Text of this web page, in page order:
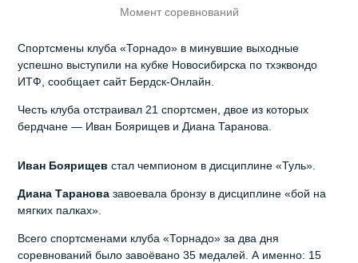
Момент соревнований
Спортсмены клуба «Торнадо» в минувшие выходные
успешно выступили на кубке Новосибирска по тхэквондо
ИТФ, сообщает сайт Бердск-Онлайн.
Честь клуба отстраивал 21 спортсмен, двое из которых
бердчане — Иван Боярищев и Диана Таранова.
Иван Боярищев стал чемпионом в дисциплине «Туль».
Диана Таранова завоевала бронзу в дисциплине «бой на
мягких палках».
Всего спортсменами клуба «Торнадо» за два дня
соревнований было завоёвано 35 медалей. А именно: 15